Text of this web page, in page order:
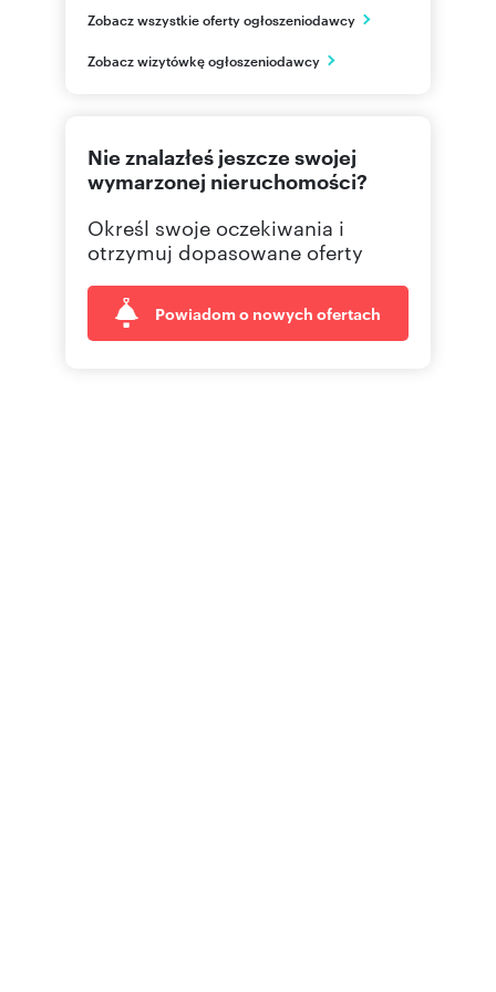
Warszawa
PL
Zobacz wszystkie oferty ogłoszeniodawcy
Zobacz wizytówkę ogłoszeniodawcy
Nie znalazłeś jeszcze swojej
wymarzonej nieruchomości?
Określ swoje oczekiwania i
otrzymuj dopasowane oferty
Powiadom o nowych ofertach